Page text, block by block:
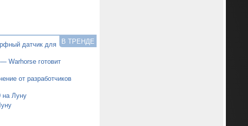
В ТРЕНДЕ
датчик для
Warhorse готовит
от разработчиков
на Луну